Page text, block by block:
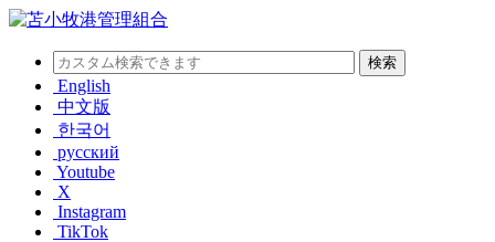
English
中文版
한국어
русский
Youtube
X
Instagram
TikTok